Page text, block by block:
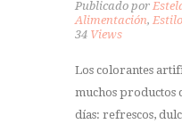
Publicado por
Alimentación,
34 Views
Los colorantes
muchos productos
días: refrescos,